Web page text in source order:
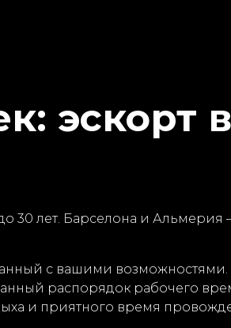
эскорт
30 лет. Барселона и
с вашими возможностями.
распорядок рабочего
и приятного время